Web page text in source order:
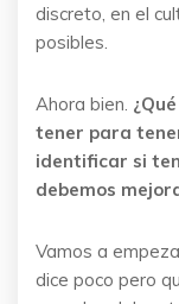
discreto, en el
posibles.
Ahora bien.
tener para
identificar si
debemos
Vamos a
dice poco pero